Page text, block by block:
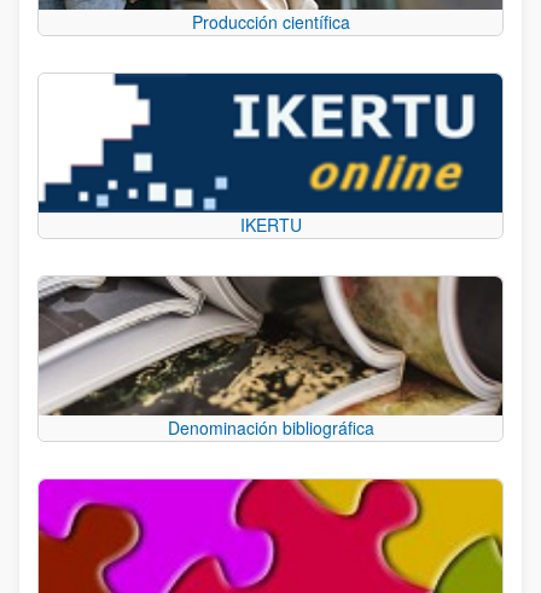
Producción científica
IKERTU
Denominación bibliográfica